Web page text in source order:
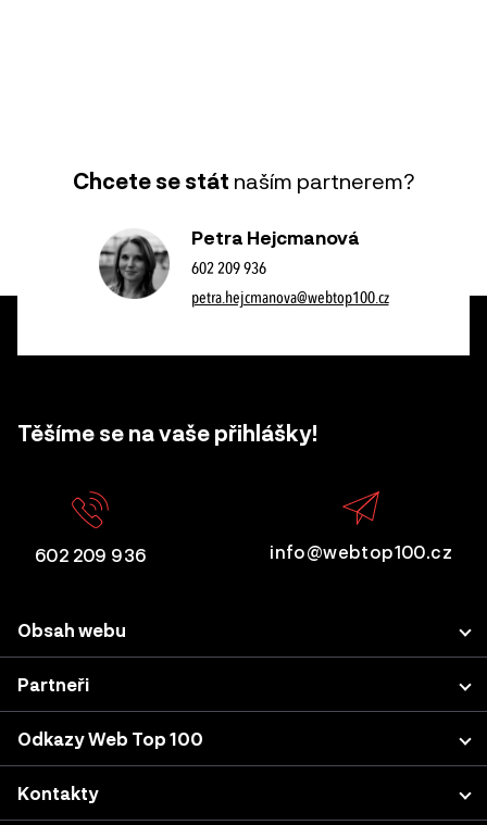
Chcete se stát naším partnerem?
Petra Hejcmanová
602 209 936
petra.hejcmanova@webtop100.cz
Těšíme se na vaše přihlášky!
602 209 936 info@webtop100.cz
Obsah webu
Porota
Přihlášení projektu
Akce a konference
Kategorie a kritéria
Nastavení cookies
Partneři
LUPA.cz
Podnikatel.cz
Odkazy Web Top 100
Výsledky z minulých let
Katalog agentur
Kontakty